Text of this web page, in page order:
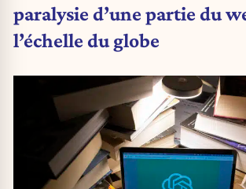
paralysie d’une partie du
l’échelle du globe